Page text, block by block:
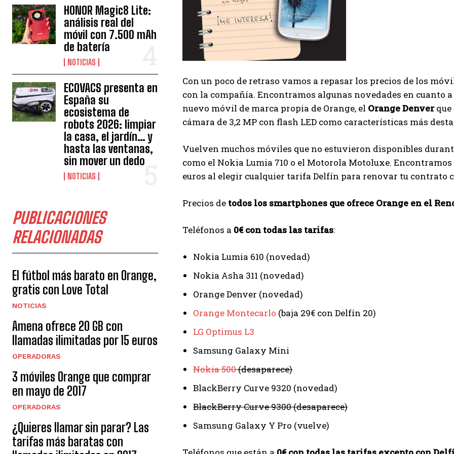
HONOR Magic8 Lite:
análisis real del
móvil con 7.500 mAh
de batería
NOTICIAS
ECOVACS presenta en
España su
ecosistema de
robots 2026: limpiar
la casa, el jardín… y
hasta las ventanas,
sin mover un dedo
NOTICIAS
PUBLICACIONES
RELACIONADAS
El fútbol más barato en Orange,
gratis con Love Total
NOTICIAS
Amena ofrece 20 GB con
llamadas ilimitadas por 15 euros
OPERADORAS
3 móviles Orange que comprar
en mayo de 2017
OPERADORAS
¿Quieres llamar sin parar? Las
tarifas más baratas con
Con un poco de retraso vamos a repasar los precios de los
con la compañía. Encontramos algunas novedades en cuanto
nuevo móvil de marca propia de Orange, el Orange Denverque
cámara de 3,2 MP con flash LED como características más
Vuelven muchos móviles que no estuvieron disponibles
como el Nokia Lumia 710 o el Motorola Motoluxe.
euros al elegir cualquier tarifa Delfín para renovar tu contrato
Precios de todos los smartphones que ofrece Orange en el
Teléfonos a 0€ con todas las tarifas:
Nokia Lumia 610 (novedad)
Nokia Asha 311 (novedad)
Orange Denver (novedad)
Orange Montecarlo (baja 29€ con Delfín 20)
LG Optimus L3
Samsung Galaxy Mini
Nokia 500(desaparece)
BlackBerry Curve 9320 (novedad)
BlackBerry Curve 9300 (desaparece)
Samsung Galaxy Y Pro (vuelve)